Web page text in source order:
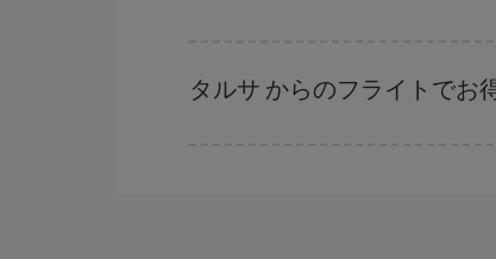
タルサ からのフライトでお